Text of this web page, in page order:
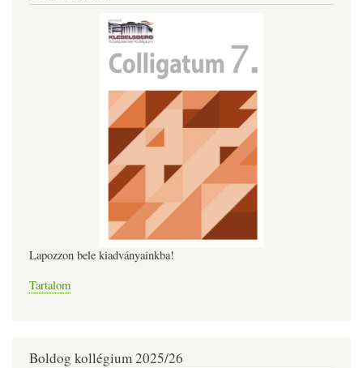
Lapozzon bele kiadványainkba!
Tartalom
Boldog kollégium 2025/26